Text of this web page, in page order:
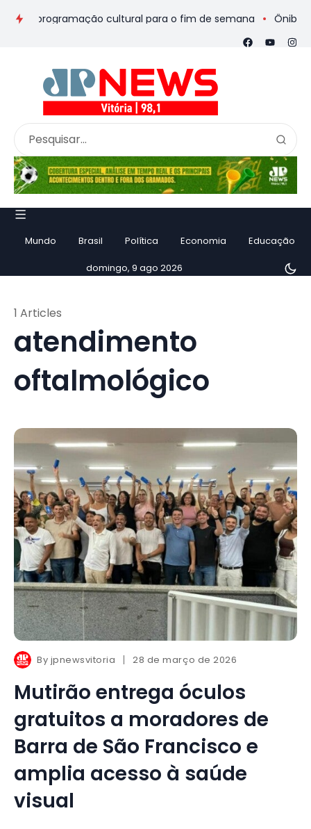
e programação cultural para o fim de semana Ônibus de
Mundo Brasil Política Economia Educação
domingo, 9 ago 2026
atendimento
oftalmológico
1 Articles
By jpnewsvitoria 28 de março de 2026
Mutirão entrega óculos
gratuitos a moradores de
Barra de São Francisco e
amplia acesso à saúde
visual